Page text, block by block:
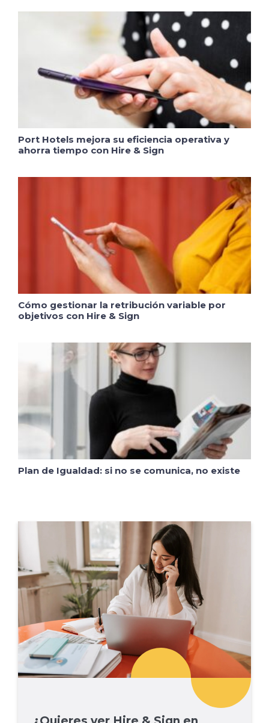
Port Hotels mejora su eficiencia operativa y
ahorra tiempo con Hire & Sign
Cómo gestionar la retribución variable por
objetivos con Hire & Sign
Plan de Igualdad: si no se comunica, no existe